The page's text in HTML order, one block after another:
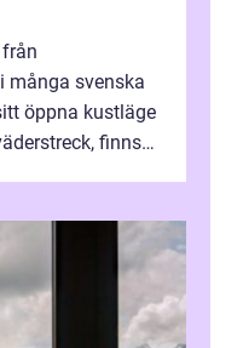
svenska
öppna kustläge
finns